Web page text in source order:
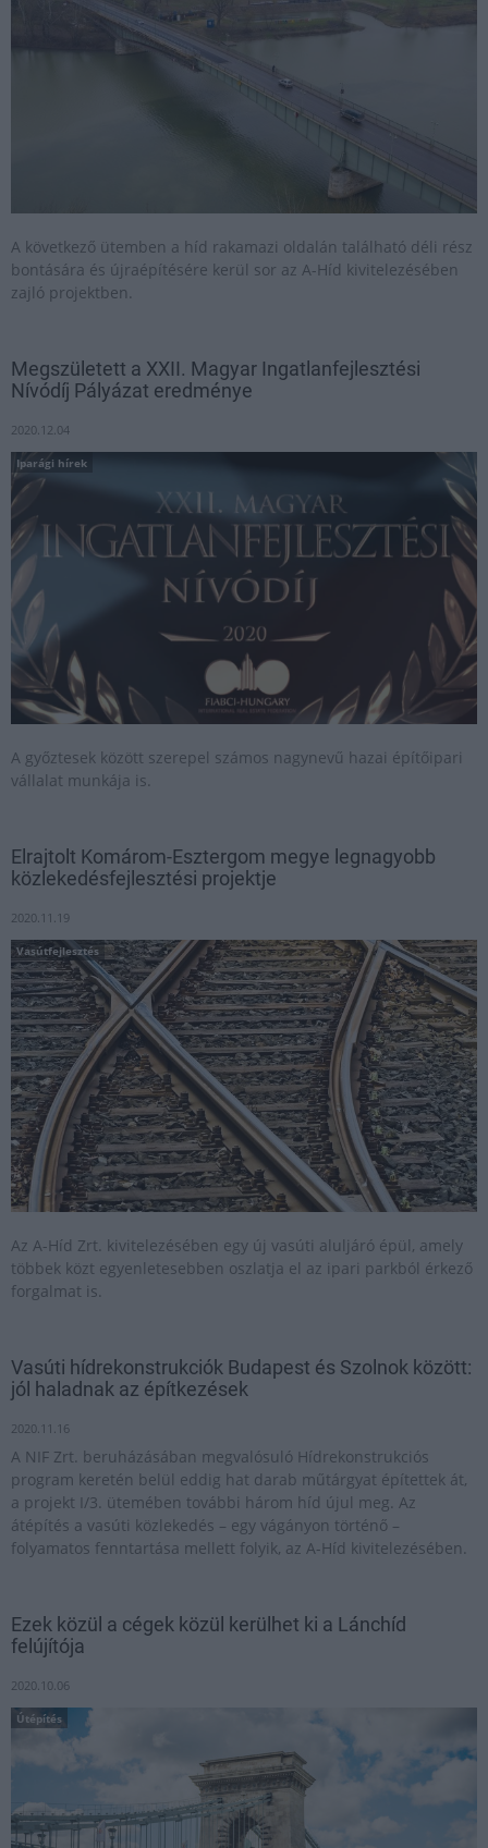
A következő ütemben a híd rakamazi oldalán található déli rész
bontására és újraépítésére kerül sor az A-Híd kivitelezésében
zajló projektben.
Megszületett a XXII. Magyar Ingatlanfejlesztési
Nívódíj Pályázat eredménye
2020.12.04
Iparági hírek
A győztesek között szerepel számos nagynevű hazai építőipari
vállalat munkája is.
Elrajtolt Komárom-Esztergom megye legnagyobb
közlekedésfejlesztési projektje
2020.11.19
Vasútfejlesztés
Az A-Híd Zrt. kivitelezésében egy új vasúti aluljáró épül, amely
többek közt egyenletesebben oszlatja el az ipari parkból érkező
forgalmat is.
Vasúti hídrekonstrukciók Budapest és Szolnok között:
jól haladnak az építkezések
2020.11.16
A NIF Zrt. beruházásában megvalósuló Hídrekonstrukciós
program keretén belül eddig hat darab műtárgyat építettek át,
a projekt I/3. ütemében további három híd újul meg. Az
átépítés a vasúti közlekedés – egy vágányon történő –
folyamatos fenntartása mellett folyik, az A-Híd kivitelezésében.
Ezek közül a cégek közül kerülhet ki a Lánchíd
felújítója
2020.10.06
Útépítés